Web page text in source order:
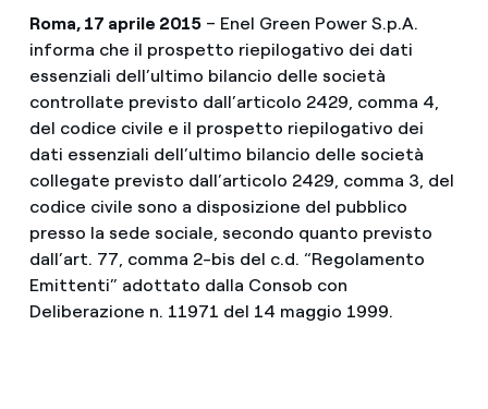
Roma, 17 aprile 2015 – Enel Green Power S.p.A.
informa che il prospetto riepilogativo dei dati
essenziali dell’ultimo bilancio delle società
controllate previsto dall’articolo 2429, comma 4,
del codice civile e il prospetto riepilogativo dei
dati essenziali dell’ultimo bilancio delle società
collegate previsto dall’articolo 2429, comma 3, del
codice civile sono a disposizione del pubblico
presso la sede sociale, secondo quanto previsto
dall’art. 77, comma 2-bis del c.d. “Regolamento
Emittenti” adottato dalla Consob con
Deliberazione n. 11971 del 14 maggio 1999.